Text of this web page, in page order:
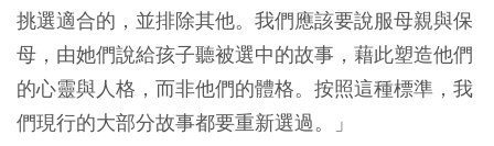
挑選適合的，並排除其他。我們應該要說服母親與保
母，由她們說給孩子聽被選中的故事，藉此塑造他們
的心靈與人格，而非他們的體格。按照這種標準，我
們現行的大部分故事都要重新選過。」